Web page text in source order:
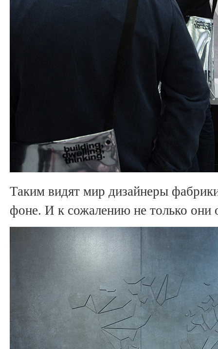
Таким видят мир дизайнеры
фоне. И к сожалению не только они